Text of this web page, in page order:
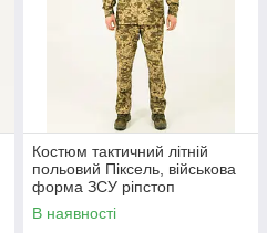
Костюм тактичний літній
польовий Піксель, військова
форма ЗСУ ріпстоп
В наявності